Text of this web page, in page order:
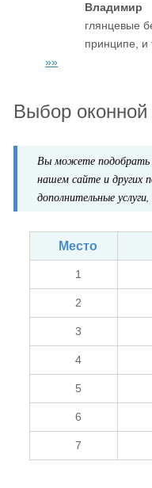
Владимир
глянцевые
принципе, и
»»
Выбор
Вы можете подобрать
нашем сайте и других
дополнительные
Место
1
2
3
4
5
6
7